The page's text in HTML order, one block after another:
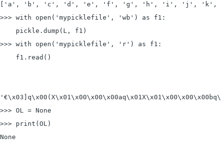
['a', 'b', 'c', 'd', 'e', 'f', 'g', 'h', 'i', 'j', 'k',
>>> with open('mypicklefile', 'wb') as f1:
    pickle.dump(L, f1)
>>> with open('mypicklefile', 'r') as f1:
    f1.read()
>>> OL = None
>>> print(OL)
None